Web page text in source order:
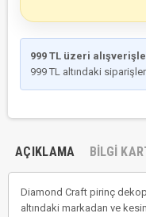
999 TL üzeri
999 TL altındaki
AÇIKLAMA BILGI
Diamond Craft pirinç
altındaki markadan ve